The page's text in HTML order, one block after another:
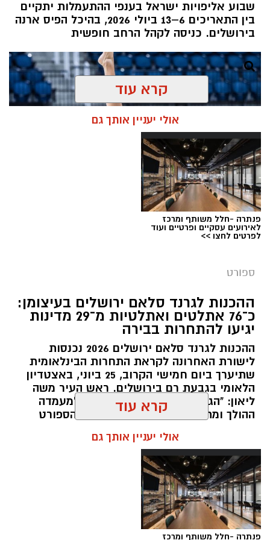
שבוע אליפויות ישראל בענפי ההתעמלות יתקיים
בין התאריכים 6–13 ביולי 2026, בהיכל הפיס ארנה
בירושלים. כניסה לקהל הרחב חופשית
מערכת ירושלים נט / 11:30 06.07.26
קיץ ספורטיבי בירושלים: במשך שמונה ימים תהפוך
ירושלים לבירת ההתעמלות של ישראל, כאשר
מיטב המתעמלות והמתעמלים מכל רחבי הארץ
יתחרו באליפויות ישראל בענפי ההתעמלות השונים.
השנה, לראשונה, יתקיימו האליפויות לצד תחרויות
ההתעמלות של משחקי המכביה ה־22, בהשתתפות
משלחות ומתעמלים מהארץ ומהעולם, ויהפכו את
שבוע האליפויות לאחד מאירועי הספורט הבולטים
של הקיץ.
במהלך השבוע יתקיימו אליפויות ישראל בכלל ענפי
ההתעמלות: התעמלות אמנותית, התעמלות
מכשירים לבנים ולבנות, אקרובטיקה, טרמפולינה
וטמבלינג. לצד התחרויות הארציות, יתחרו
קרא עוד
אולי יעניין אותך גם
פנתרה -חלל משותף ומרכז
לאירועים עסקיים ופרטיים ועוד
לפרטים לחצו >>
ספורט
ההכנות לגרנד סלאם ירושלים בעיצומן:
כ־76 אתלטים ואתלטיות מ־29 מדינות
יגיעו להתחרות בבירה
ההכנות לגרנד סלאם ירושלים 2026 נכנסות
לישורת האחרונה לקראת התחרות הבינלאומית
שתיערך ביום חמישי הקרוב, 25 ביוני, באצטדיון
הלאומי בגבעת רם בירושלים. ראש העיר משה
ליאון: "הגרנד סלאם היא ביטוי נוסף למעמדה
ההולך ומתחזק של ירושלים על מפת הספורט
קרא עוד
אולי יעניין אותך גם